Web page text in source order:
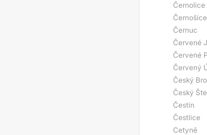
Černolice
Černošice
Černuc
Červené
Červené
Červený
Český
Český
Čestín
Čestlice
Cetyně